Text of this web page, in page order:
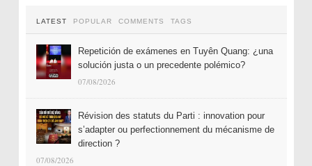
LATEST POPULAR COMMENTS TAGS
Repetición de exámenes en Tuyên Quang: ¿una
solución justa o un precedente polémico?
07/08/2026
Révision des statuts du Parti : innovation pour
s’adapter ou perfectionnement du mécanisme de
direction ?
07/08/2026